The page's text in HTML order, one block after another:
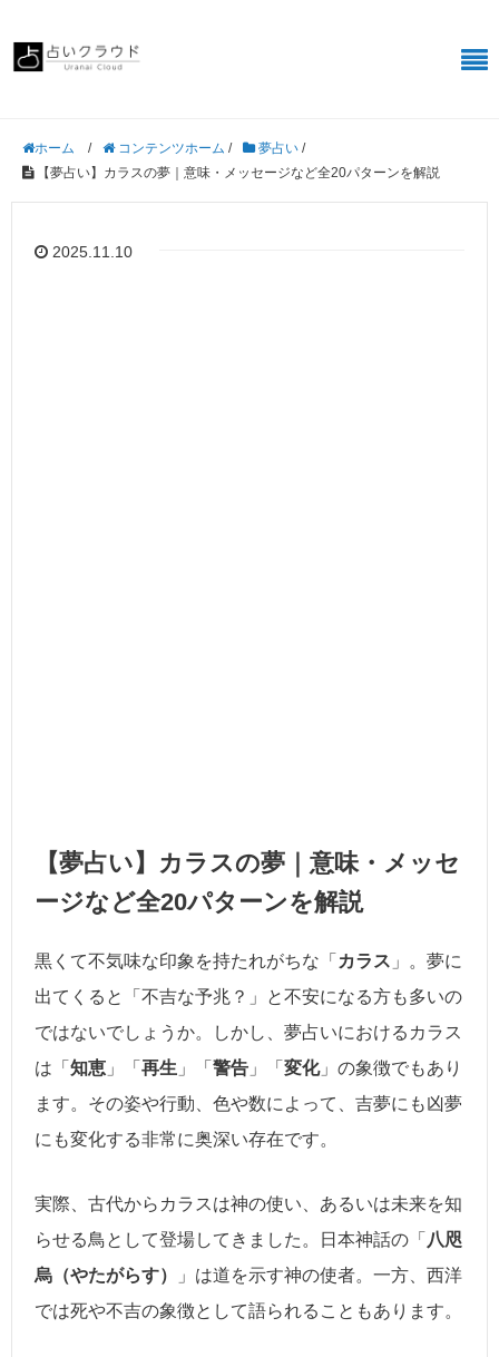
ホーム / コンテンツホーム / 夢占い /
【夢占い】カラスの夢｜意味・メッセージなど全20パターンを解説
2025.11.10
【夢占い】カラスの夢｜意味・メッセ
ージなど全20パターンを解説
黒くて不気味な印象を持たれがちな「 カラス 」。夢に
出てくると「不吉な予兆？」と不安になる方も多いの
ではないでしょうか。しかし、夢占いにおけるカラス
は「 知恵 」「 再生 」「 警告 」「 変化」の象徴でもあり
ます。その姿や行動、色や数によって、吉夢にも凶夢
にも変化する非常に奥深い存在です。
実際、古代からカラスは神の使い、あるいは未来を知
らせる鳥として登場してきました。日本神話の「 八咫
烏（やたがらす）
」は道を示す神の使者。一方、西洋
では死や不吉の象徴として語られることもあります。